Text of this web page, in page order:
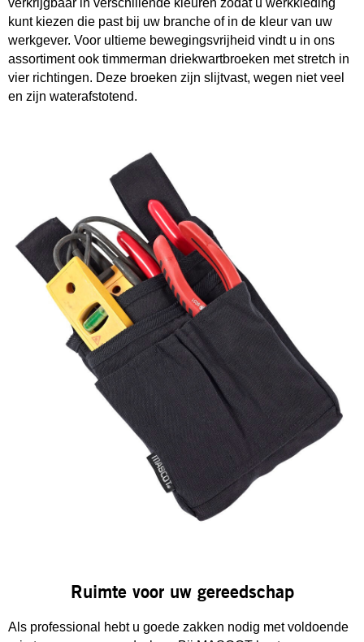
verkrijgbaar in verschillende kleuren zodat u werkkleding
kunt kiezen die past bij uw branche of in de kleur van uw
werkgever. Voor ultieme bewegingsvrijheid vindt u in ons
assortiment ook timmerman driekwartbroeken met stretch in
vier richtingen. Deze broeken zijn slijtvast, wegen niet veel
en zijn waterafstotend.
Ruimte voor uw gereedschap
Als professional hebt u goede zakken nodig met voldoende